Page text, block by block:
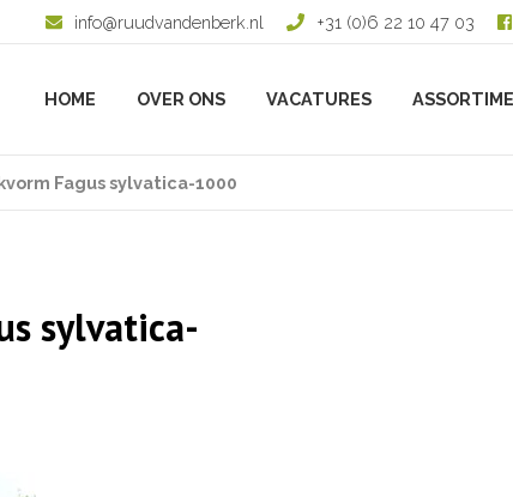
info@ruudvandenberk.nl +31 (0)6 22 10 47 03
HOME OVER ONS VACATURES
Fagus sylvatica-1000
sylvatica-